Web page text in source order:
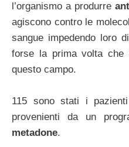
l’organismo a produrre
agiscono contro le
sangue impedendo loro
forse la prima volta
questo campo.
115 sono stati i pazienti
provenienti da un
metadone.